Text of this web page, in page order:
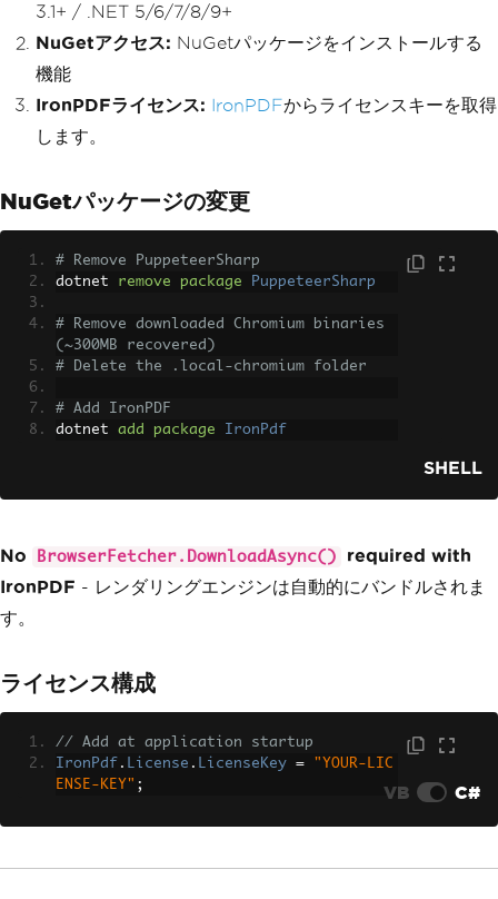
3.1+ / .NET 5/6/7/8/9+
NuGetアクセス: NuGetパッケージをインストールする
機能
IronPDFライセンス: IronPDFからライセンスキーを取得
します。
NuGetパッケージの変更
# Remove PuppeteerSharp
dotnet remove package PuppeteerSharp
# Remove downloaded Chromium binaries
(~300MB recovered)
# Delete the .local-chromium folder
# Add IronPDF
dotnet add package IronPdf
SHELL
No BrowserFetcher.DownloadAsync()
required with
IronPDF - レンダリングエンジンは自動的にバンドルされま
す。
ライセンス構成
// Add at application startup
IronPdf . License . LicenseKey =
"YOUR-LIC
ENSE-KEY" ; VB C#